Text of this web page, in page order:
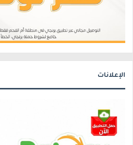
الإعلانات